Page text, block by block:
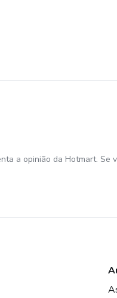
a opinião da Hotmart. Se